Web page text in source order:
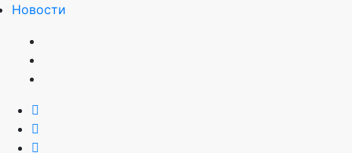
Новости